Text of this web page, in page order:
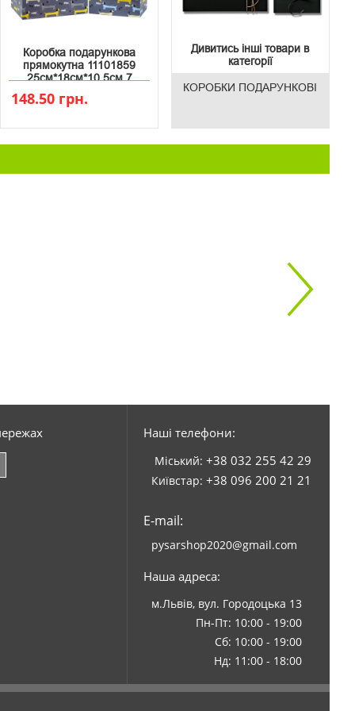
Коробка подарункова
прямокутна 11101859
25см*18см*10.5см 7
148.50 грн.
Дивитись інші товари в
категорії
КОРОБКИ ПОДАРУНКОВІ
Наші телефони:
Міський: +38 032 255 42 29
Київстар: +38 096 200 21 21
E-mail:
pysarshop2020@gmail.com
Наша адреса:
м.Львів, вул. Городоцька 13
Пн-Пт: 10:00 - 19:00
Сб: 10:00 - 19:00
Нд: 11:00 - 18:00